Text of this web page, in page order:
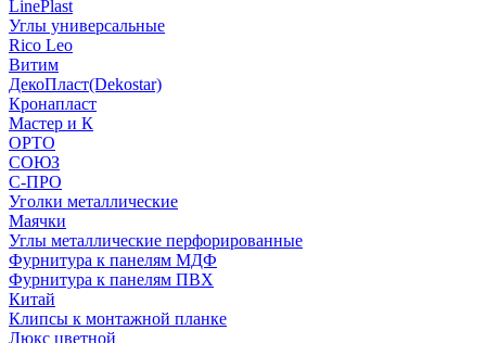
LinePlast
Углы универсальные
Rico Leo
Витим
ДекоПласт(Dekostar)
Кронапласт
Мастер и К
ОРТО
СОЮЗ
С-ПРО
Уголки металлические
Маячки
Углы металлические перфорированные
Фурнитура к панелям МДФ
Фурнитура к панелям ПВХ
Китай
Клипсы к монтажной планке
Люкс цветной